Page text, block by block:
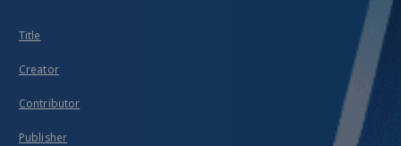
Title
Creator
Contributor
Publisher